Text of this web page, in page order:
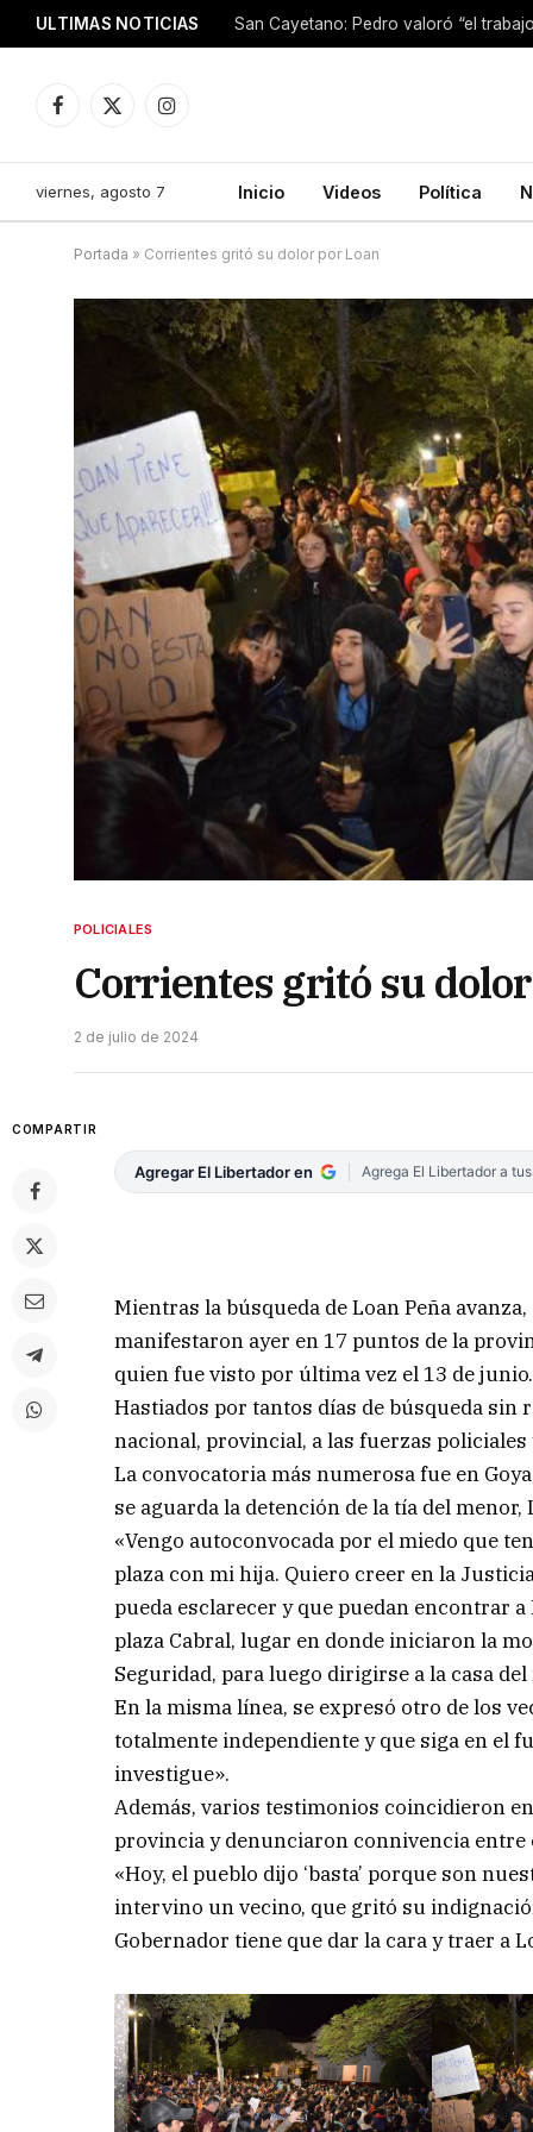
ULTIMAS NOTICIAS
Facebook
X
Instagram
viernes, agosto 7 Inicio Videos Política
Portada » Corrientes gritó su dolor por Loan
POLICIALES
Corrientes gritó su
2 de julio de 2024
COMPARTIR
Agregar El Libertador en Agrega El Libertador a
Mientras la búsqueda de Loan Peña
manifestaron ayer en 17 puntos de la
quien fue visto por última vez el 13 de junio.
Hastiados por tantos días de búsqueda
nacional, provincial, a las fuerzas
La convocatoria más numerosa fue en
se aguarda la detención de la tía del menor,
«Vengo autoconvocada por el miedo que
plaza con mi hija. Quiero creer en la
pueda esclarecer y que puedan encontrar
plaza Cabral, lugar en donde iniciaron la
Seguridad, para luego dirigirse a la casa
En la misma línea, se expresó otro de los
totalmente independiente y que siga en el
investigue».
Además, varios testimonios coincidieron
provincia y denunciaron connivencia
«Hoy, el pueblo dijo ‘basta’ porque son
intervino un vecino, que gritó su
Gobernador tiene que dar la cara y traer a